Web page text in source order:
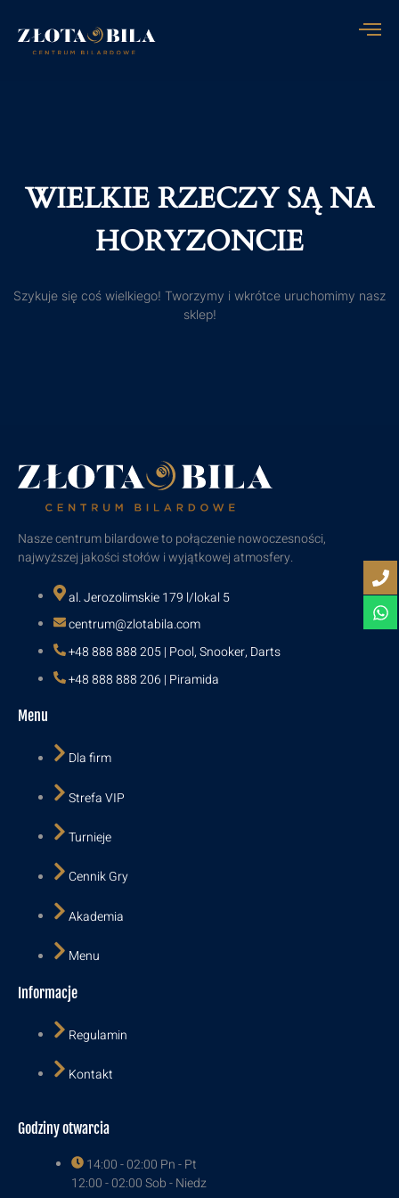
WIELKIE RZECZY SĄ NA
HORYZONCIE
Szykuje się coś wielkiego! Tworzymy i wkrótce uruchomimy nasz
sklep!
Nasze centrum bilardowe to połączenie nowoczesności,
najwyższej jakości stołów i wyjątkowej atmosfery.
al. Jerozolimskie 179 l/lokal 5
centrum@zlotabila.com
+48 888 888 205 | Pool, Snooker, Darts
+48 888 888 206 | Piramida
Menu
Dla firm
Strefa VIP
Turnieje
Cennik Gry
Akademia
Menu
Informacje
Regulamin
Kontakt
Godziny otwarcia
14:00 - 02:00 Pn - Pt
12:00 - 02:00 Sob - Niedz